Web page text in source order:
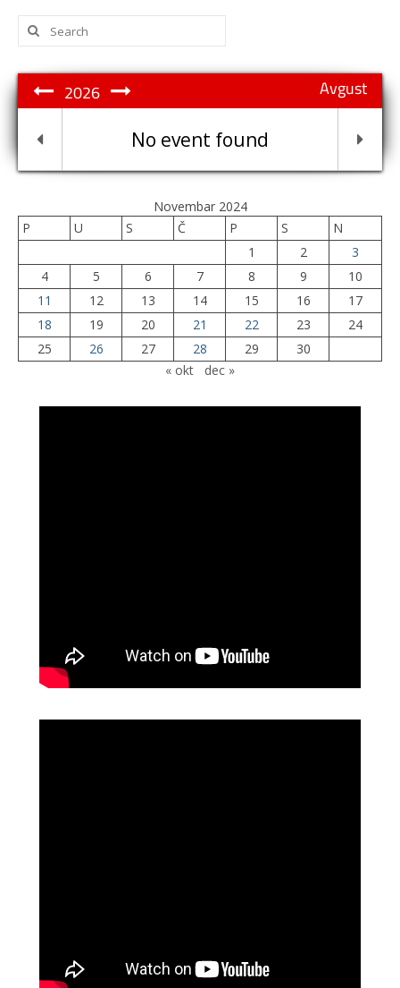
Search
for:
Avgust
2026
No event found
Novembar 2024
P
U S Č P S
N
1
2
3
4
5 6 7 8 9
10
11
12 13 14 15 16
17
18
19 20 21 22 23
24
25
26 27 28 29
30
« okt
dec »